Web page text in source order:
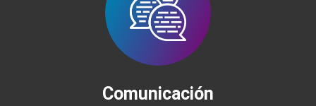
Comunicación